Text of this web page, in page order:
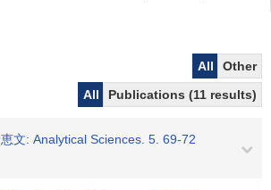
All
Other
All
Publications (11 results)
文: Analytical Sciences. 5. 69-72